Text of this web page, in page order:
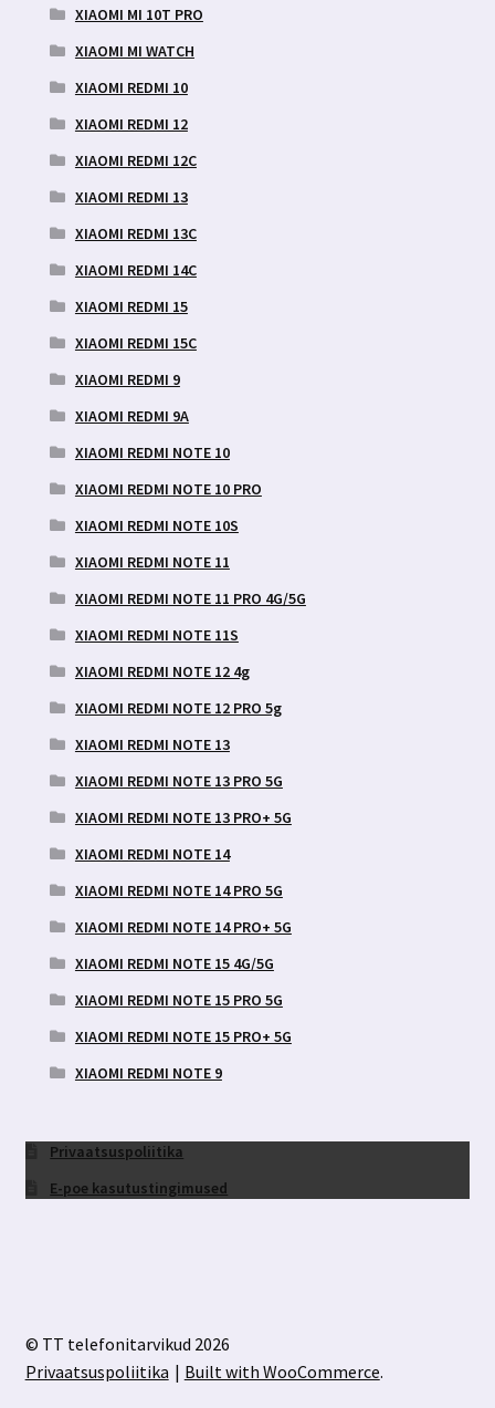
XIAOMI MI 10T PRO
XIAOMI MI WATCH
XIAOMI REDMI 10
XIAOMI REDMI 12
XIAOMI REDMI 12C
XIAOMI REDMI 13
XIAOMI REDMI 13C
XIAOMI REDMI 14C
XIAOMI REDMI 15
XIAOMI REDMI 15C
XIAOMI REDMI 9
XIAOMI REDMI 9A
XIAOMI REDMI NOTE 10
XIAOMI REDMI NOTE 10 PRO
XIAOMI REDMI NOTE 10S
XIAOMI REDMI NOTE 11
XIAOMI REDMI NOTE 11 PRO 4G/5G
XIAOMI REDMI NOTE 11S
XIAOMI REDMI NOTE 12 4g
XIAOMI REDMI NOTE 12 PRO 5g
XIAOMI REDMI NOTE 13
XIAOMI REDMI NOTE 13 PRO 5G
XIAOMI REDMI NOTE 13 PRO+ 5G
XIAOMI REDMI NOTE 14
XIAOMI REDMI NOTE 14 PRO 5G
XIAOMI REDMI NOTE 14 PRO+ 5G
XIAOMI REDMI NOTE 15 4G/5G
XIAOMI REDMI NOTE 15 PRO 5G
XIAOMI REDMI NOTE 15 PRO+ 5G
XIAOMI REDMI NOTE 9
Privaatsuspoliitika
E-poe kasutustingimused
© TT telefonitarvikud 2026
Privaatsuspoliitika
Built with WooCommerce.